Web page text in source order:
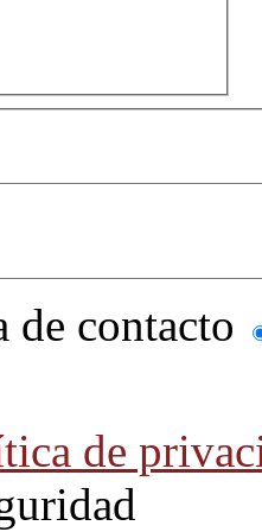
de contacto
de